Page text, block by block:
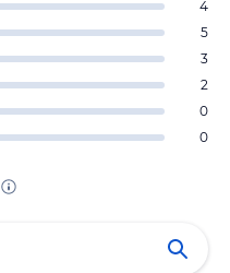
4
5
3
2
0
0